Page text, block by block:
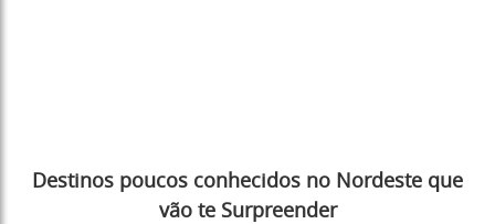
Destinos poucos conhecidos no Nordeste que
vão te Surpreender